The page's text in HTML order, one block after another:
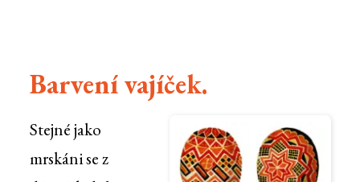
Barvení vajíček.
Stejné jako
mrskáni se z